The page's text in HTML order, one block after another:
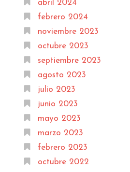
abril 2024
febrero 2024
noviembre 2023
octubre 2023
septiembre 2023
agosto 2023
julio 2023
junio 2023
mayo 2023
marzo 2023
febrero 2023
octubre 2022